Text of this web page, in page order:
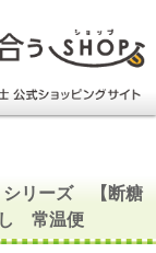
シリーズ 【断糖
し 常温便